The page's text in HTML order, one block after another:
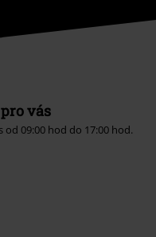
vás
od 09:00 hod do 17:00 hod.